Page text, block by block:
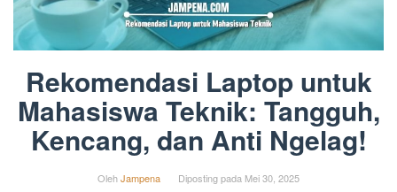
Rekomendasi Laptop untuk
Mahasiswa Teknik: Tangguh,
Kencang, dan Anti Ngelag!
OlehJampena Diposting pada Mei 30, 2025